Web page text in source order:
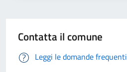
Contatta il comune
Leggi le domande frequenti